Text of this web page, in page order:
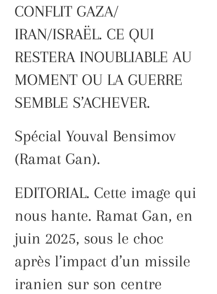
CONFLIT GAZA/
IRAN/ISRAËL. CE QUI
RESTERA INOUBLIABLE AU
MOMENT OU LA GUERRE
SEMBLE S’ACHEVER.
Spécial Youval Bensimov
(Ramat Gan).
EDITORIAL. Cette image qui
nous hante. Ramat Gan, en
juin 2025, sous le choc
après l’impact d’un missile
iranien sur son centre